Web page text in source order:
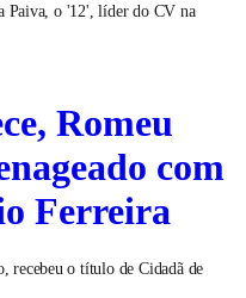
Paiva, o '12', líder do CV na
Romeu
com
Ferreira
recebeu o título de Cidadã de